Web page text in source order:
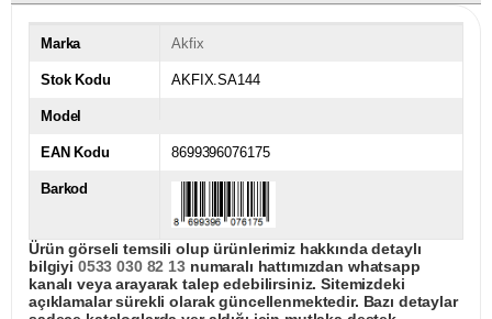
Marka Akfix
Stok Kodu AKFIX.SA144
Model
EAN Kodu 8699396076175
Barkod
Ürün görseli temsili olup ürünlerimiz hakkında detaylı
bilgiyi 0533 030 82 13numaralı hattımızdan whatsapp
kanalı veya arayarak talep edebilirsiniz. Sitemizdeki
açıklamalar sürekli olarak güncellenmektedir. Bazı detaylar